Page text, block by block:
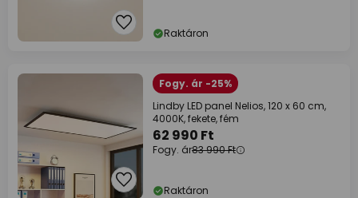
Raktáron
Fogy. ár -25%
Lindby LED panel Nelios, 120 x 60 cm,
4000K, fekete, fém
62 990 Ft
Fogy. ár83 990 Ft
Raktáron